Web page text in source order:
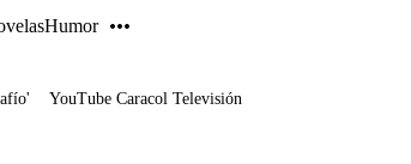
Humor
YouTube Caracol Televisión